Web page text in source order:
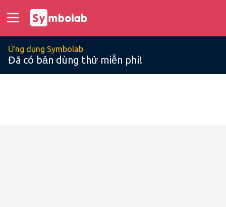
Ứng dụng Symbolab
Đã có bản dùng thử miễn phí!